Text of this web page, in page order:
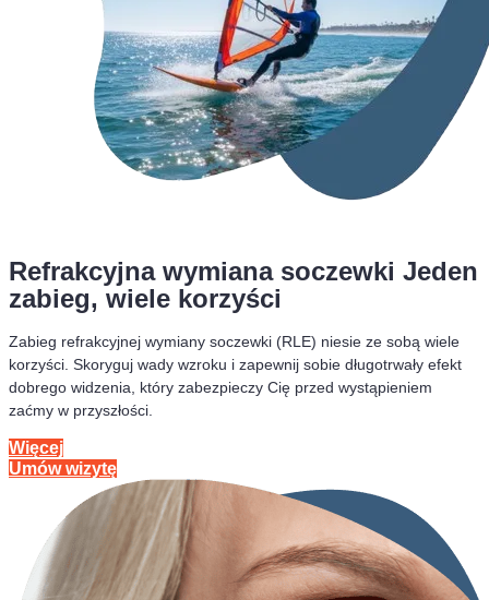
Refrakcyjna wymiana soczewki Jeden
zabieg, wiele korzyści
Zabieg refrakcyjnej wymiany soczewki (RLE) niesie ze sobą wiele
korzyści. Skoryguj wady wzroku i zapewnij sobie długotrwały efekt
dobrego widzenia, który zabezpieczy Cię przed wystąpieniem
zaćmy w przyszłości.
Więcej
Umów wizytę